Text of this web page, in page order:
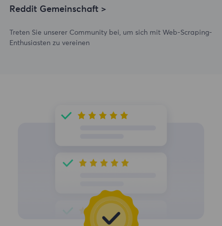
Reddit Gemeinschaft >
Treten Sie unserer Community bei, um sich mit Web-Scraping-
Enthusiasten zu vereinen